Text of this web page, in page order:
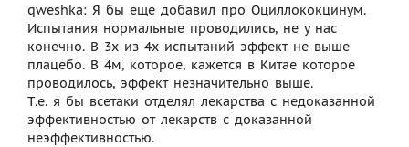
qweshka: Я бы еще добавил про Оциллококцинум.
Испытания нормальные проводились, не у нас
конечно. В 3х из 4х испытаний эффект не выше
плацебо. В 4м, которое, кажется в Китае которое
проводилось, эффект незначительно выше.
Т.е. я бы всетаки отделял лекарства с недоказанной
эффективностью от лекарств с доказанной
неэффективностью.